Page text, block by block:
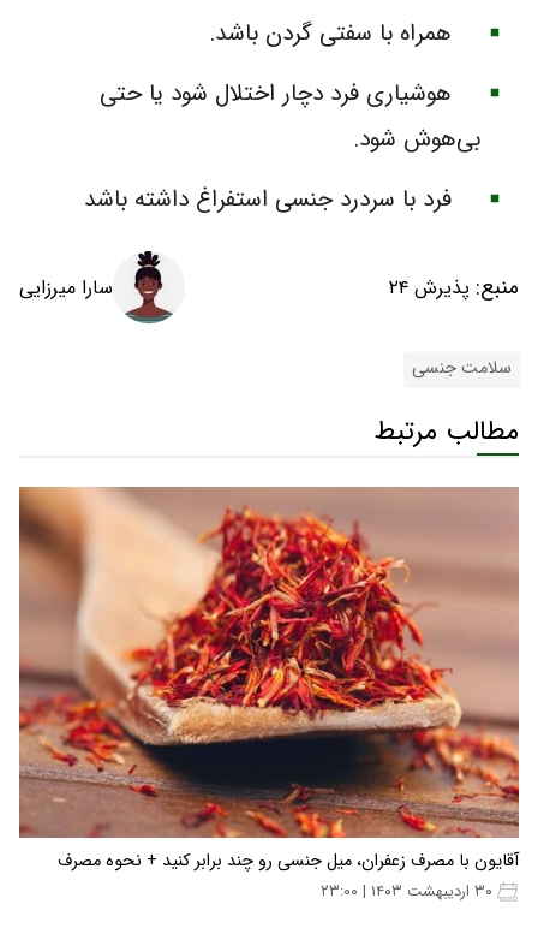
همراه با سفتی گردن باشد.
هوشیاری فرد دچار اختلال شود یا حتی
بی‌هوش شود.
فرد با سردرد جنسی استفراغ داشته باشد
منبع: پذیرش ۲۴ سارا میرزایی
سلامت جنسی
مطالب مرتبط
آقایون با مصرف زعفران، میل جنسی رو چند برابر کنید + نحوه مصرف